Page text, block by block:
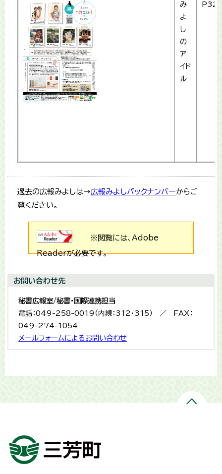
み
よ
し
の
ア
イド
ル
P32
過去の広報みよしは→広報みよしバックナンバーからご
覧ください。
※閲覧には、Adobe
Readerが必要です。
お問い合わせ先
秘書広報室/秘書・国際連携担当
電話：049-258-0019（内線：312・315） ／ FAX：
049-274-1054
メールフォームによるお問い合わせ